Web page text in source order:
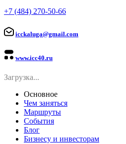
+7 (484) 270-50-66
icckaluga@gmail.com
www.icc40.ru
Загрузка...
Основное
Чем заняться
Маршруты
События
Блог
Бизнесу и инвесторам